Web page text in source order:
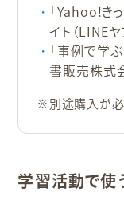
「Yahoo!き
イト（LINE
「事例で学
書販売株式
※別途購入が必
学習活動で使